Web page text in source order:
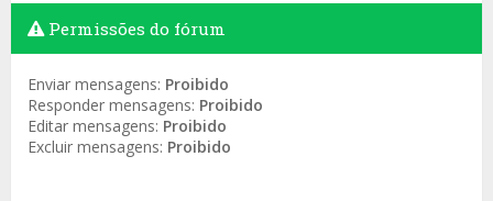
Permissões do fórum
Enviar mensagens: Proibido
Responder mensagens: Proibido
Editar mensagens: Proibido
Excluir mensagens: Proibido